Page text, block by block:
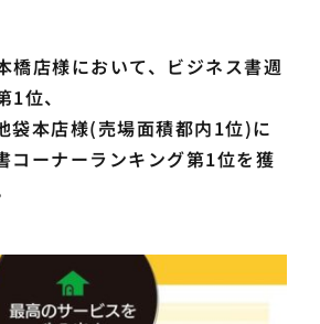
橋店様において、ビジネス書週
位、
袋本店様(売場面積都内1位)に
コーナーランキング第1位を獲